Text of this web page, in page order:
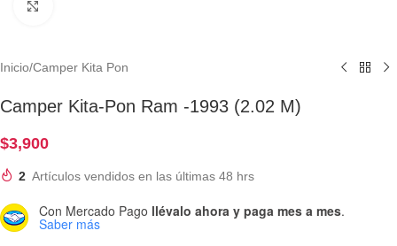
Inicio/Camper Kita Pon
Camper Kita-Pon Ram -1993 (2.02 M)
$3,900
2 Artículos vendidos en las últimas 48 hrs
Con Mercado Pago llévalo ahora y paga mes a mes.
Saber más